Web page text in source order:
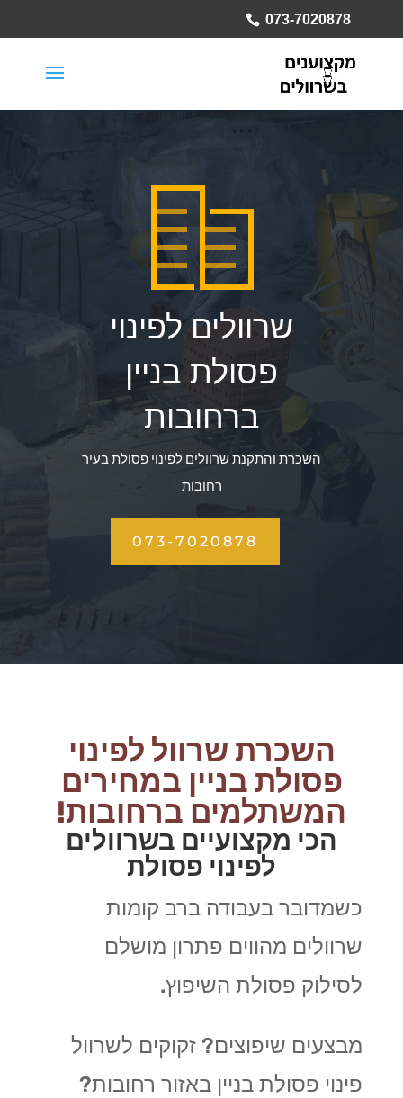
073-7020878
שרוולים לפינוי
פסולת בניין
ברחובות
השכרת והתקנת שרוולים לפינוי פסולת בעיר
רחובות
073-7020878
השכרת שרוול לפינוי
פסולת בניין במחירים
המשתלמים ברחובות!
הכי מקצועיים בשרוולים
לפינוי פסולת
כשמדובר בעבודה ברב קומות
שרוולים מהווים פתרון מושלם
לסילוק פסולת השיפוץ.
מבצעים שיפוצים? זקוקים לשרוול
פינוי פסולת בניין באזור רחובות?